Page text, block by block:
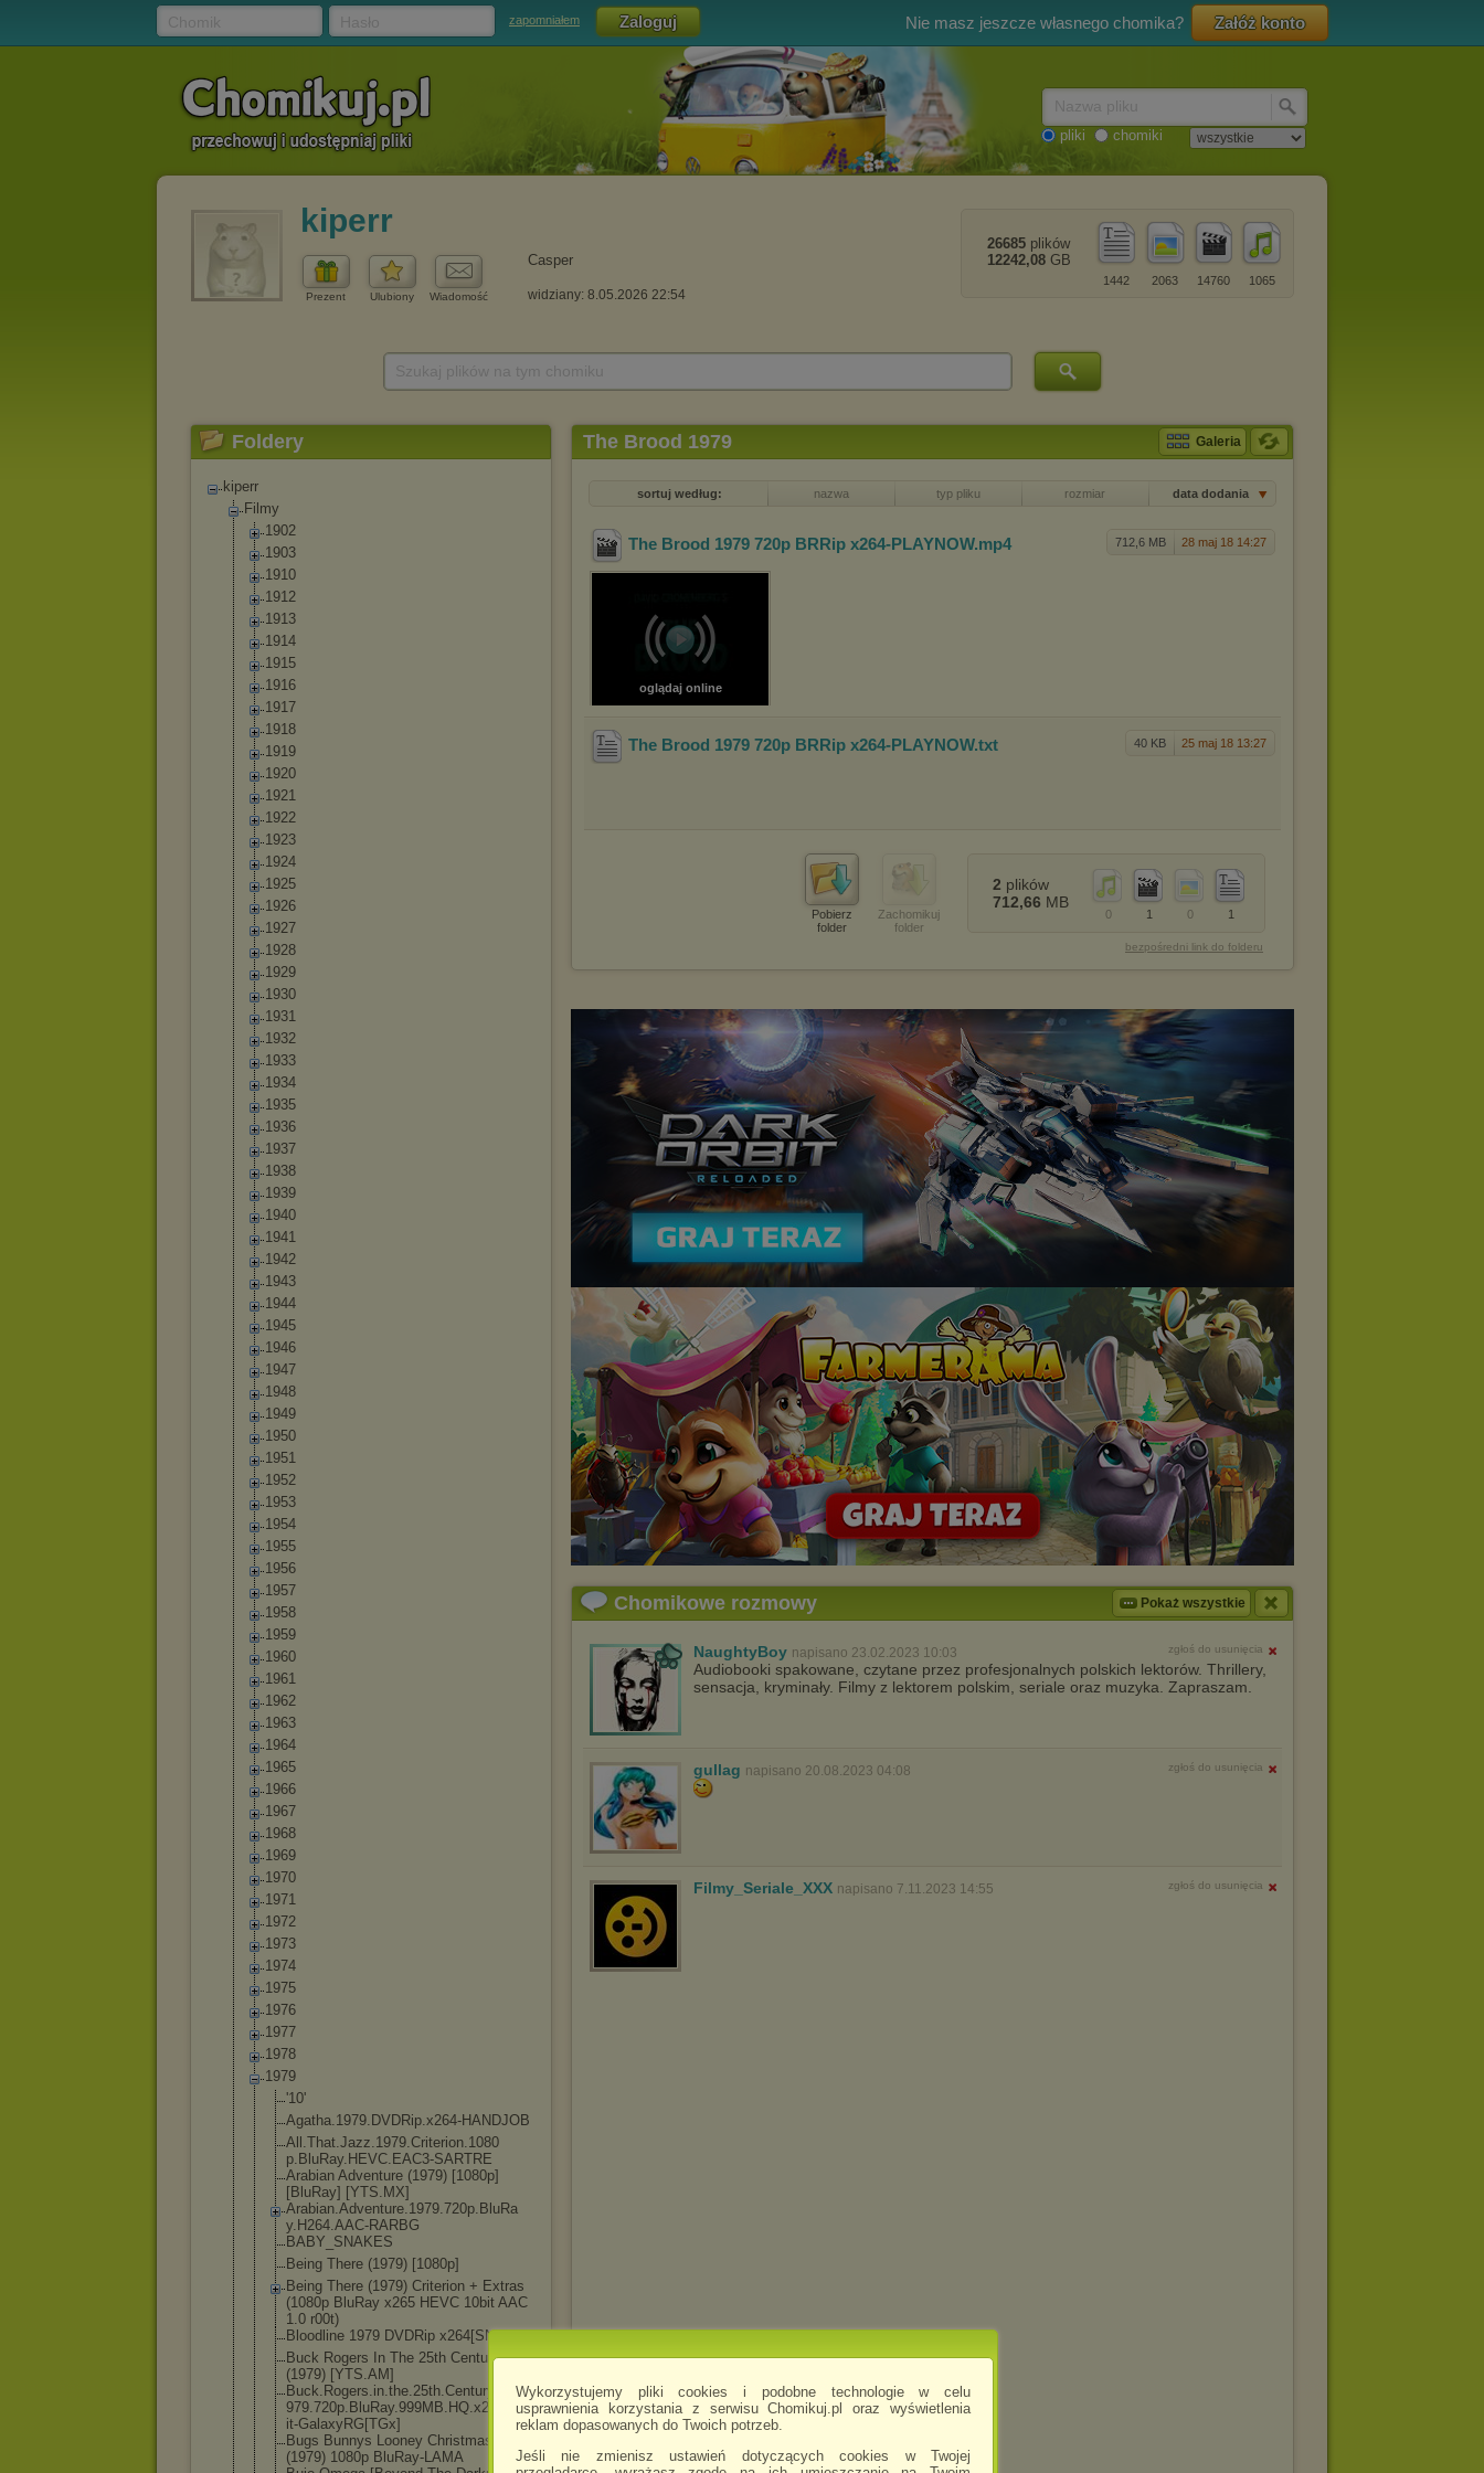
Wykorzystujemy pliki cookies i podobne technologie w celu
usprawnienia korzystania z serwisu Chomikuj.pl oraz wyświetlenia
reklam dopasowanych do Twoich potrzeb.
Jeśli nie zmienisz ustawień dotyczących cookies w Twojej
zapomniałem Nie masz jeszcze własnego chomika? Załóż konto
pliki chomiki
kiperr
Prezent Ulubiony Wiadomość
Casper
widziany: 8.05.2026 22:54
1065
14760
2063
1442
26685 plików
12242,08 GB
Foldery
kiperr
Filmy
1902
1903
1910
1912
1913
1914
1915
1916
1917
1918
1919
1920
1921
1922
1923
1924
1925
1926
1927
1928
1929
1930
1931
1932
1933
1934
1935
1936
1937
1938
1939
1940
1941
1942
1943
1944
1945
1946
1947
1948
1949
1950
1951
1952
1953
1954
1955
1956
1957
1958
1959
1960
1961
1962
1963
1964
1965
1966
1967
1968
1969
1970
1971
1972
1973
1974
1975
1976
1977
1978
1979
'10'
Agatha.1979.DVDRip.x264-HANDJOB
All.That.Jazz.1979.Criterion.1080
p.BluRay.HEVC.EAC3-SARTRE
Arabian Adventure (1979) [1080p]
[BluRay] [YTS.MX]
Arabian.Adventure.1979.720p.BluRa
y.H264.AAC-RARBG
BABY_SNAKES
Being There (1979) [1080p]
Being There (1979) Criterion + Extras
(1080p BluRay x265 HEVC 10bit AAC
1.0 r00t)
Bloodline 1979 DVDRip x264[SN]
Buck Rogers In The 25th Century
(1979) [YTS.AM]
Buck.Rogers.in.the.25th.Century.1
979.720p.Bl uRay.999MB. HQ.x265.10b
it-GalaxyRG [TGx]
Bugs Bunnys Looney Christmas Tales
(1979) 1080p BluRay-LAMA
The Brood 1979 Galeria
sortuj według: nazwa typ pliku rozmiar data dodania
712,6 MB 28 maj 18 14:27
The Brood 1979 720p BRRip x264-PLAYNOW.mp4
oglądaj online
40 KB 25 maj 18 13:27
The Brood 1979 720p BRRip x264-PLAYNOW.txt
Pobierz
folder
Zachomikuj
folder
1
0
1
0
2 plików
712,66 MB
bezpośredni link do folderu
Chomikowe rozmowy Pokaż wszystkie
NaughtyBoy napisano 23.02.2023 10:03 zgłoś do usunięcia
Audiobooki spakowane, czytane przez profesjonalnych polskich lektorów. Thrillery,
sensacja, kryminały. Filmy z lektorem polskim, seriale oraz muzyka. Zapraszam.
gullag napisano 20.08.2023 04:08 zgłoś do usunięcia
Filmy_Seriale_XXX napisano 7.11.2023 14:55 zgłoś do usunięcia